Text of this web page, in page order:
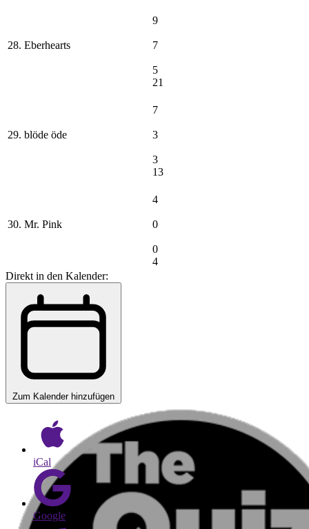
28. Eberhearts
9
7
5
21
29. blöde öde
7
3
3
13
30. Mr. Pink
4
0
0
4
Direkt in den Kalender:
Zum Kalender hinzufügen
iCal
Google